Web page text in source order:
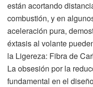
están acortando
combustión, y en
aceleración pura,
éxtasis al volante
la Ligereza: Fibra de
La obsesión por la
fundamental en el